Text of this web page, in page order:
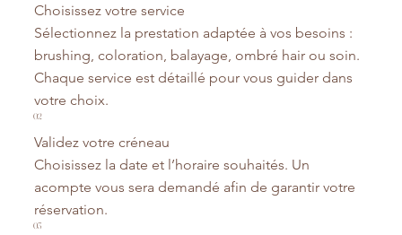
Choisissez votre service
Sélectionnez la prestation adaptée à vos besoins :
brushing, coloration, balayage, ombré hair ou soin.
Chaque service est détaillé pour vous guider dans
votre choix.
Validez votre créneau
Choisissez la date et l’horaire souhaités. Un
acompte vous sera demandé afin de garantir votre
réservation.
02
03